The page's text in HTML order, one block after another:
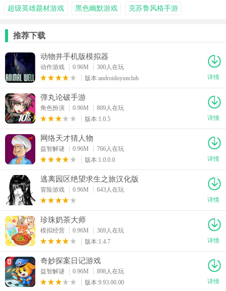
超级英雄题材游戏 黑色幽默游戏 克苏鲁风格手游
推荐下载
动物井手机版模拟器
动作游戏 0.96M
300人在玩
版本:androidoyunclub
详情
弹丸论破手游
角色扮演 0.96M
809人在玩
版本:1.0.5
详情
网络天才猜人物
益智解谜 0.96M
766人在玩
版本:1.0.0.0
详情
逃离园区绝望求生之旅汉化版
冒险游戏 0.96M
643人在玩
详情
珍珠奶茶大师
模拟经营 0.96M
369人在玩
版本:1.4.7
详情
奇妙探案日记游戏
益智解谜 0.96M
898人在玩
版本:9.93.00.00
详情